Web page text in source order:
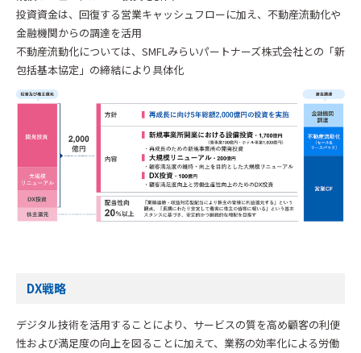
投資資金は、回復する営業キャッシュフローに加え、不動産流動化や
金融機関からの調達を活用
不動産流動化については、SMFLみらいパートナーズ株式会社との「新
包括基本協定」の締結により具体化
DX戦略
デジタル技術を活用することにより、サービスの質を高め顧客の利便
性および満足度の向上を図ることに加えて、業務の効率化による労働